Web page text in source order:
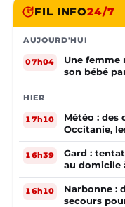
FIL INFO24/7
AUJOURD'HUI
07h04
Une femme
son bébé
HIER
17h10
Météo : des
Occitanie,
16h39
Gard :
au domicile
16h10
Narbonne :
secours